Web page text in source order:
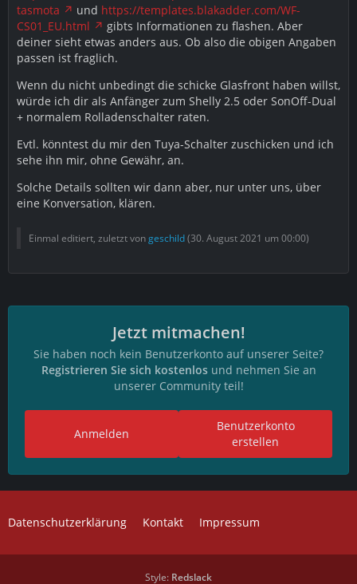
tasmota
und https://templates.blakadder.com/WF-
CS01_EU.html
gibts Informationen zu flashen. Aber
deiner sieht etwas anders aus. Ob also die obigen Angaben
passen ist fraglich.
Wenn du nicht unbedingt die schicke Glasfront haben willst,
würde ich dir als Anfänger zum Shelly 2.5 oder SonOff-Dual
+ normalem Rolladenschalter raten.
Evtl. könntest du mir den Tuya-Schalter zuschicken und ich
sehe ihn mir, ohne Gewähr, an.
Solche Details sollten wir dann aber, nur unter uns, über
eine Konversation, klären.
Einmal editiert, zuletzt vongeschild(30. August 2021 um 00:00)
Jetzt mitmachen!
Sie haben noch kein Benutzerkonto auf unserer Seite?
Registrieren Sie sich kostenlosund nehmen Sie an
unserer Community teil!
Benutzerkonto
erstellen
Anmelden
Datenschutzerklärung Kontakt Impressum
Style: Redslack